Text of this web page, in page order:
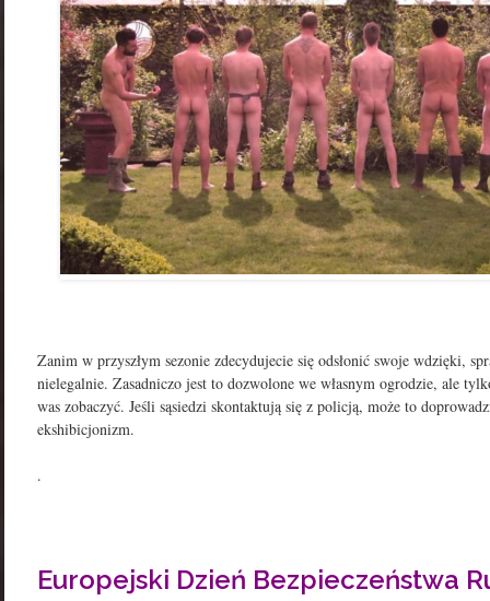
Zanim w przyszłym sezonie zdecydujecie się odsłonić swoje wdzięki,
nielegalnie. Zasadniczo jest to dozwolone we własnym ogrodzie, ale
was zobaczyć. Jeśli sąsiedzi skontaktują się z policją, może to
ekshibicjonizm.
.
Europejski Dzień Bezpieczeństwa